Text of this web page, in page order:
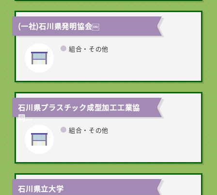
(一社)石川県発明協会￼
組合・その他
石川県プラスチック成型加工工業協
同...
組合・その他
石川県立大学